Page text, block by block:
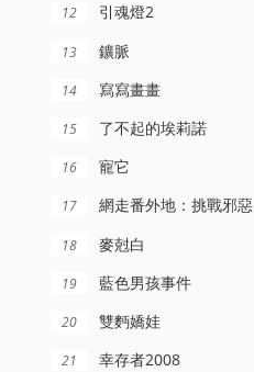
HD国语
12 引魂燈2
13 鑛脈
14 寫寫畫畫
15 了不起的埃莉諾
16 寵它
17 網走番外地：挑戰邪惡
18 麥尅白
19 藍色男孩事件
20 雙麪嬌娃
21 幸存者2008